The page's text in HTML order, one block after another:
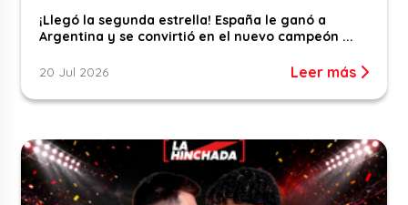
¡Llegó la segunda estrella! España le ganó a
Argentina y se convirtió en el nuevo campeón ...
20 Jul 2026 Leer más